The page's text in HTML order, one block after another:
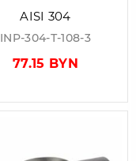
AISI 304
INP-304-Т-108-3
77.15 BYN